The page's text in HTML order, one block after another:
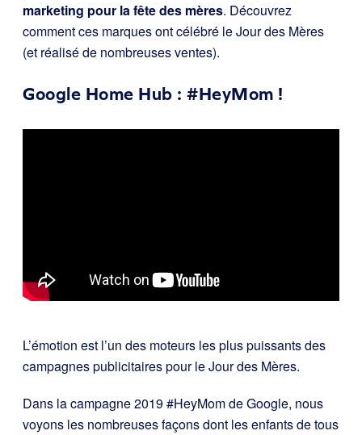
marketing pour la fête des mères. Découvrez
comment ces marques ont célébré le Jour des Mères
(et réalisé de nombreuses ventes).
Google Home Hub : #HeyMom !
L’émotion est l’un des moteurs les plus puissants des
campagnes publicitaires pour le Jour des Mères.
Dans la campagne 2019 #HeyMom de Google, nous
voyons les nombreuses façons dont les enfants de tous